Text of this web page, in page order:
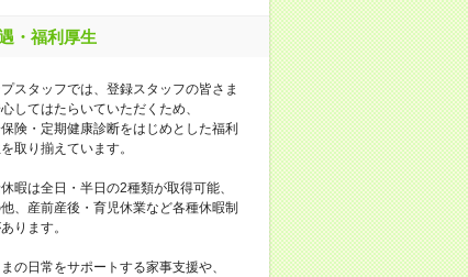
・福利厚生
スタッフでは、登録スタッフの皆さま
してはたらいていただくため、
険・定期健康診断をはじめとした福利
取り揃えています。
暇は全日・半日の2種類が取得可能、
、産前産後・育児休業など各種休暇制
ります。
の日常をサポートする家事支援や、